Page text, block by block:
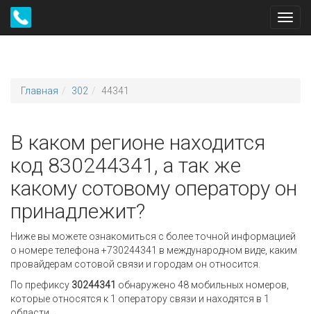
Главная 302 44341
В каком регионе находится
код 830244341, а так же
какому сотовому оператору он
принадлежит?
Ниже вы можете ознакомиться с более точной информацией
о номере телефона +730244341 в международном виде, каким
провайдерам сотовой связи и городам он относится.
По префиксу 30244341 обнаружено 48 мобильных номеров,
которые относятся к 1 оператору связи и находятся в 1